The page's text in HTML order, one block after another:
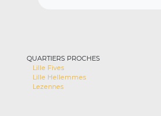
QUARTIERS PROCHES
Lille Fives
Lille Hellemmes
Lezennes